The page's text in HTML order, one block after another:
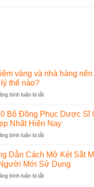
vàng và nhà hàng
thế nào?
bình luận bị tắt
tiệm
vàng
và
nên
chọn
Bộ Đồng Phục Dược Sĩ
Nhất Hiện Nay
bình luận bị tắt
10
Bộ
Đồng
Dẫn Cách Mở Két Sắt
Mới Sử Dụng
bình luận bị tắt